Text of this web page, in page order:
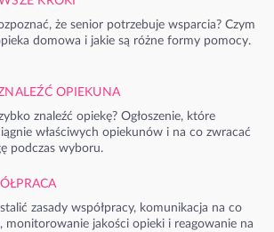
że senior potrzebuje wsparcia? Czym
domowa i jakie są różne formy pomocy.
OPIEKUNA
znaleźć opiekę? Ogłoszenie, które
właściwych opiekunów i na co zwracać
podczas wyboru.
zasady współpracy, komunikacja na co
monitorowanie jakości opieki i reagowanie na